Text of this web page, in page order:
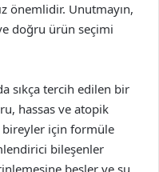
önemlidir. Unutmayın,
doğru ürün seçimi
sıkça tercih edilen bir
hassas ve atopik
için formüle
bileşenler
besler ve su